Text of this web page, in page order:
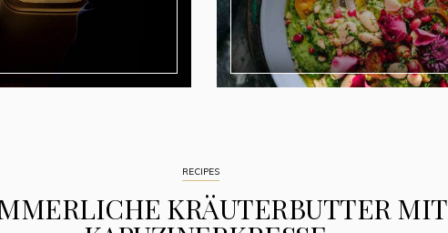
RECIPES
KRÄUTERBUTTER MIT